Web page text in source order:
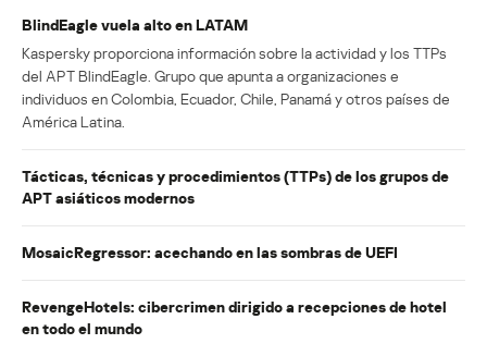
BlindEagle vuela alto en LATAM
Kaspersky proporciona información sobre la actividad y los TTPs
del APT BlindEagle. Grupo que apunta a organizaciones e
individuos en Colombia, Ecuador, Chile, Panamá y otros países de
América Latina.
Tácticas, técnicas y procedimientos (TTPs) de los grupos de
APT asiáticos modernos
MosaicRegressor: acechando en las sombras de UEFI
RevengeHotels: cibercrimen dirigido a recepciones de hotel
en todo el mundo